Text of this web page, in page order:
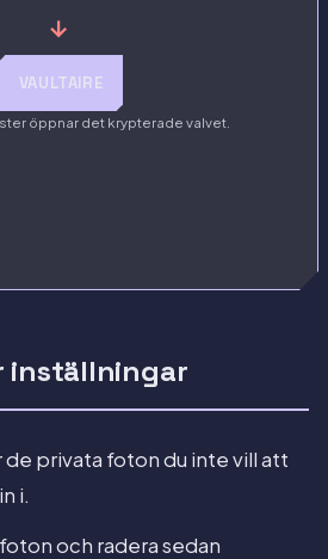
→
VAULTAIRE
öppnar det krypterade valvet.
inställningar
de privata foton du inte vill att
i.
och radera sedan